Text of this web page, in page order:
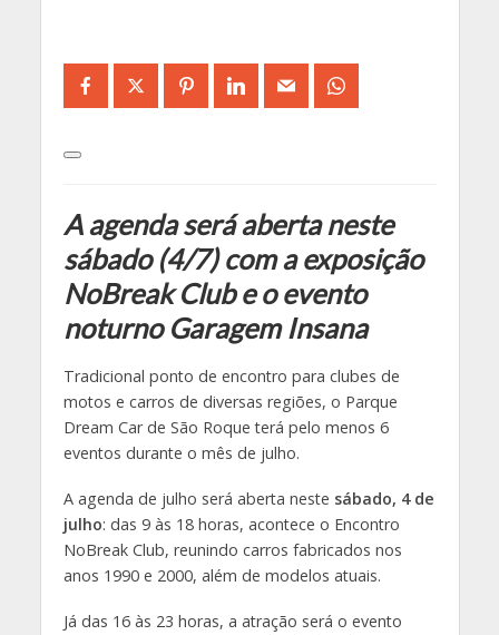
A agenda será aberta neste
sábado (4/7) com a exposição
NoBreak Club e o evento
noturno Garagem Insana
Tradicional ponto de encontro para clubes de
motos e carros de diversas regiões, o Parque
Dream Car de São Roque terá pelo menos 6
eventos durante o mês de julho.
A agenda de julho será aberta neste sábado, 4 de
julho: das 9 às 18 horas, acontece o Encontro
NoBreak Club, reunindo carros fabricados nos
anos 1990 e 2000, além de modelos atuais.
Já das 16 às 23 horas, a atração será o evento